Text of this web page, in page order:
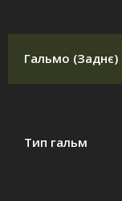
Гальмо (Заднє)
Тип гальм